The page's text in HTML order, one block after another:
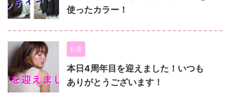
使ったカラー！
お店
本日4周年目を迎えました！いつも
ありがとうございます！